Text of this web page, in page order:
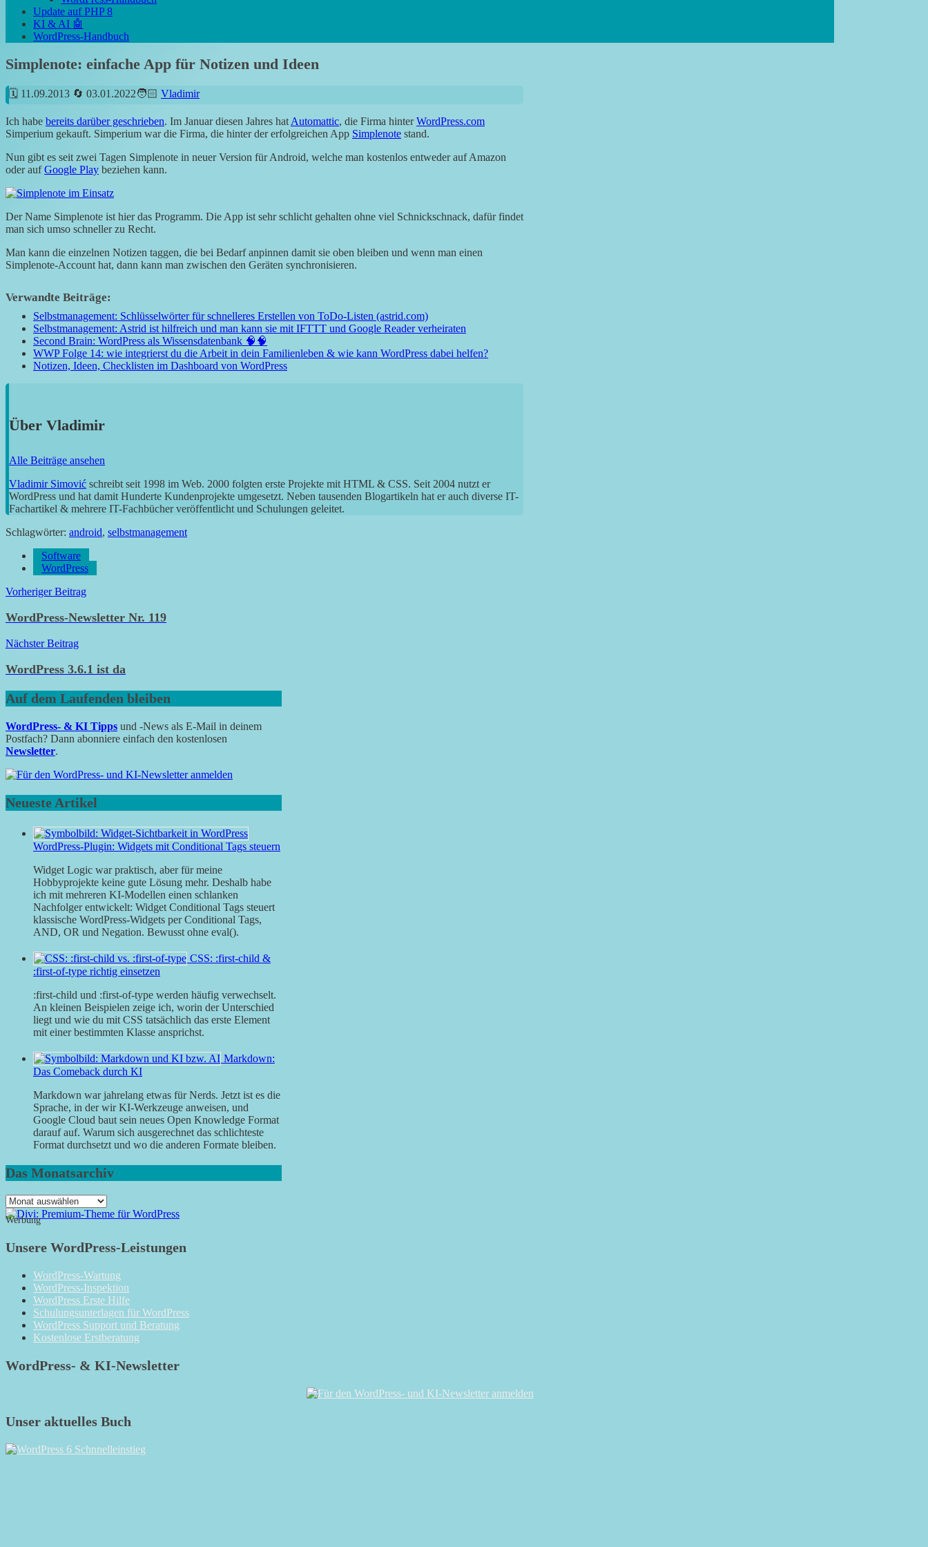
Update auf PHP 8
KI & AI 🤖
WordPress-Handbuch
Simplenote: einfache App für Notizen und Ideen
11.09.2013 03.01.2022 Vladimir
Ich habe bereits darüber geschrieben. Im Januar diesen Jahres hat Automattic, die Firma hinterWordPress.com
Simperium gekauft. Simperium war die Firma, die hinter der erfolgreichen App Simplenote stand.
Nun gibt es seit zwei Tagen Simplenote in neuer Version für Android, welche man kostenlos entweder auf Amazon
oder aufGoogle Play beziehen kann.
Der Name Simplenote ist hier das Programm. Die App ist sehr schlicht gehalten ohne viel Schnickschnack, dafür findet
man sich umso schneller zu Recht.
Man kann die einzelnen Notizen taggen, die bei Bedarf anpinnen damit sie oben bleiben und wenn man einen
Simplenote-Account hat, dann kann man zwischen den Geräten synchronisieren.
Verwandte Beiträge:
Selbstmanagement: Schlüsselwörter für schnelleres Erstellen von ToDo-Listen (astrid.com)
Selbstmanagement: Astrid ist hilfreich und man kann sie mit IFTTT und Google Reader verheiraten
Second Brain: WordPress als Wissensdatenbank 🧠🧠
WWP Folge 14: wie integrierst du die Arbeit in dein Familienleben & wie kann WordPress dabei helfen?
Notizen, Ideen, Checklisten im Dashboard von WordPress
Über Vladimir
Alle Beiträge ansehen
Vladimir Simović schreibt seit 1998 im Web. 2000 folgten erste Projekte mit HTML & CSS. Seit 2004 nutzt er
WordPress und hat damit Hunderte Kundenprojekte umgesetzt. Neben tausenden Blogartikeln hat er auch diverse IT-
Fachartikel & mehrere IT-Fachbücher veröffentlicht und Schulungen geleitet.
Schlagwörter: android, selbstmanagement
Software
WordPress
Beitragsnavigation
Vorheriger Beitrag
WordPress-Newsletter Nr. 119
Nächster Beitrag
WordPress 3.6.1 ist da
Auf dem Laufenden bleiben
WordPress- & KI Tipps und -News als E-Mail in deinem
Postfach? Dann abonniere einfach den kostenlosen
Newsletter.
Neueste Artikel
WordPress-Plugin: Widgets mit Conditional Tags steuern
Widget Logic war praktisch, aber für meine
Hobbyprojekte keine gute Lösung mehr. Deshalb habe
ich mit mehreren KI-Modellen einen schlanken
Nachfolger entwickelt: Widget Conditional Tags steuert
klassische WordPress-Widgets per Conditional Tags,
AND, OR und Negation. Bewusst ohne eval().
CSS: :first-child &
:first-of-type richtig einsetzen
:first-child und :first-of-type werden häufig verwechselt.
An kleinen Beispielen zeige ich, worin der Unterschied
liegt und wie du mit CSS tatsächlich das erste Element
mit einer bestimmten Klasse ansprichst.
Markdown:
Das Comeback durch KI
Markdown war jahrelang etwas für Nerds. Jetzt ist es die
Sprache, in der wir KI-Werkzeuge anweisen, und
Google Cloud baut sein neues Open Knowledge Format
darauf auf. Warum sich ausgerechnet das schlichteste
Format durchsetzt und wo die anderen Formate bleiben.
Das Monatsarchiv
Das
Monatsarchiv
Werbung
Unsere WordPress-Leistungen
WordPress-Wartung
WordPress-Inspektion
WordPress Erste Hilfe
Schulungsunterlagen für WordPress
WordPress Support und Beratung
Kostenlose Erstberatung
WordPress- & KI-Newsletter
Unser aktuelles Buch